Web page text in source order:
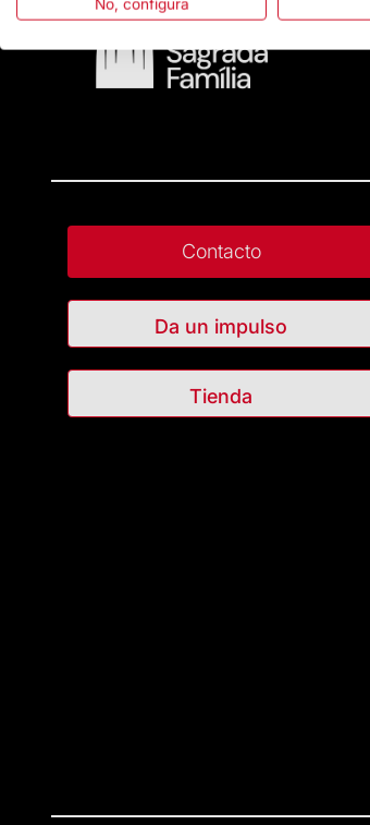
Contacto
Da un impulso
Tienda
No, configura